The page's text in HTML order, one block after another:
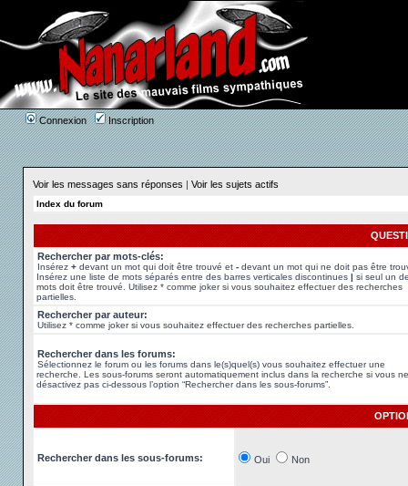
Connexion Inscription
Voir les messages sans réponses | Voir les sujets actifs
Index du forum
Rechercher par mots-clés:
Insérez + devant un mot qui doit être trouvé et - devant un mot qui ne doit pas être
Insérez une liste de mots séparés entre des barres verticales discontinues | si seul un
mots doit être trouvé. Utilisez * comme joker si vous souhaitez effectuer des recherches
partielles.
Rechercher par auteur:
Utilisez * comme joker si vous souhaitez effectuer des recherches partielles.
Rechercher dans les forums:
Sélectionnez le forum ou les forums dans le(s)quel(s) vous souhaitez effectuer une
recherche. Les sous-forums seront automatiquement inclus dans la recherche si vous ne
désactivez pas ci-dessous l’option “Rechercher dans les sous-forums”.
Rechercher dans les sous-forums: Oui Non